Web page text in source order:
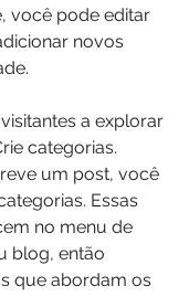
você pode editar
novos
a explorar
categorias.
um post, você
Essas
no menu de
blog, então
que abordam os